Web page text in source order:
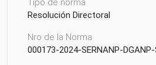
Tipo de norma
Resolución Directoral
Nro de la Norma
000173-2024-SERNANP-DGANP-